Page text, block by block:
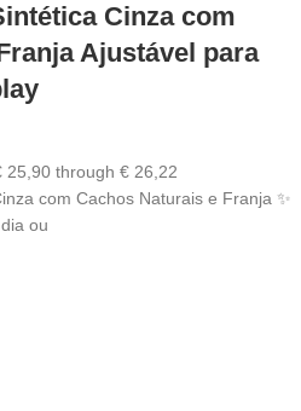
Cinza com
Ajustável para
25,90 through € 26,22
com Cachos Naturais e Franja ✨
ou